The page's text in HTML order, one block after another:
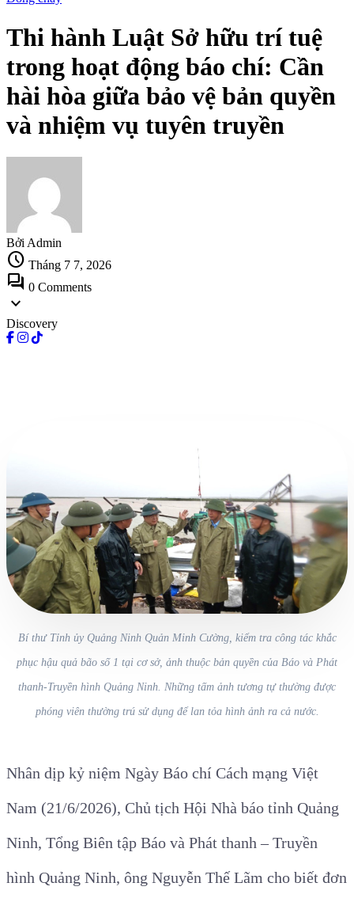
Thi hành Luật Sở hữu trí tuệ
trong hoạt động báo chí: Cần
hài hòa giữa bảo vệ bản quyền
và nhiệm vụ tuyên truyền
Bởi Admin
schedule Tháng 7 7, 2026
forum 0 Comments
expand_more
Discovery
Bí thư Tỉnh ủy Quảng Ninh Quản Minh Cường, kiểm tra công tác khắc
phục hậu quả bão số 1 tại cơ sở, ảnh thuộc bản quyền của Báo và Phát
thanh-Truyền hình Quảng Ninh. Những tấm ảnh tương tự thường được
phóng viên thường trú sử dụng để lan tỏa hình ảnh ra cả nước.
Nhân dịp kỷ niệm Ngày Báo chí Cách mạng Việt
Nam (21/6/2026), Chủ tịch Hội Nhà báo tỉnh Quảng
Ninh, Tổng Biên tập Báo và Phát thanh – Truyền
hình Quảng Ninh, ông Nguyễn Thế Lãm cho biết đơn